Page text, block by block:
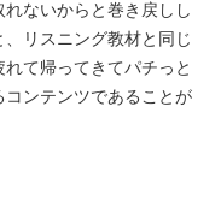
ないからと巻き戻しし
リスニング教材と同じ
て帰ってきてパチっと
ンテンツであることが